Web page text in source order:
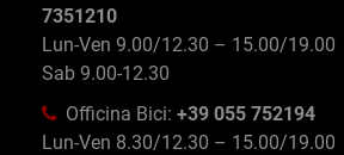
7351210
Lun-Ven 9.00/12.30 – 15.00/19.00
Sab 9.00-12.30
Officina Bici: +39 055 752194
Lun-Ven 8.30/12.30 – 15.00/19.00